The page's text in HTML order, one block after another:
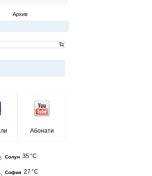
Архив
Абонати
Солун 35 °C
София 27 °C